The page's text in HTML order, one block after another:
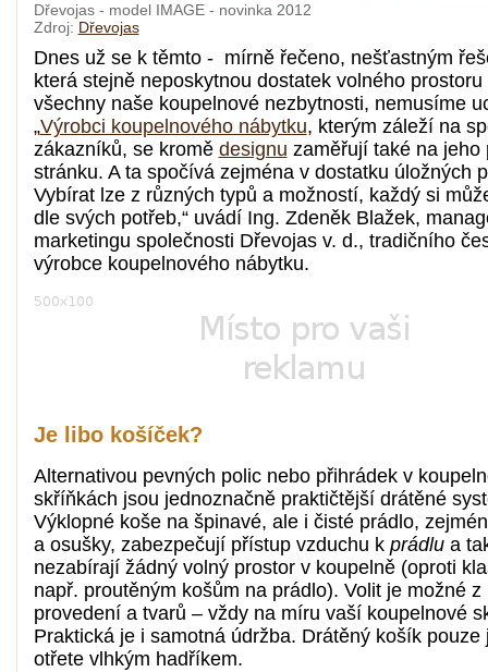
Dřevojas - model IMAGE - novinka 2012
Zdroj: Dřevojas
Dnes už se k těmto - mírně řečeno, nešťastným
která stejně neposkytnou dostatek volného prostoru
všechny naše koupelnové nezbytnosti, nemusíme
„Výrobci koupelnového nábytku, kterým záleží na
zákazníků, se kromě designu zaměřují také na jeho
stránku. A ta spočívá zejména v dostatku úložných
Vybírat lze z různých typů a možností, každý si
dle svých potřeb,“ uvádí Ing. Zdeněk Blažek,
marketingu společnosti Dřevojas v. d., tradičního
výrobce koupelnového nábytku.
Je libo košíček?
Alternativou pevných polic nebo přihrádek v
skříňkách jsou jednoznačně praktičtější drátěné
Výklopné koše na špinavé, ale i čisté prádlo,
a osušky, zabezpečují přístup vzduchu k prádlua
nezabírají žádný volný prostor v koupelně (oproti
např. proutěným košům na prádlo). Volit je možné z
provedení a tvarů – vždy na míru vaší koupelnové
Praktická je i samotná údržba. Drátěný košík pouze
otřete vlhkým hadříkem.